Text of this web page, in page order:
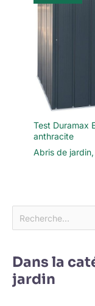
Test Duramax
anthracite
Abris de jardin,
Dans la
jardin